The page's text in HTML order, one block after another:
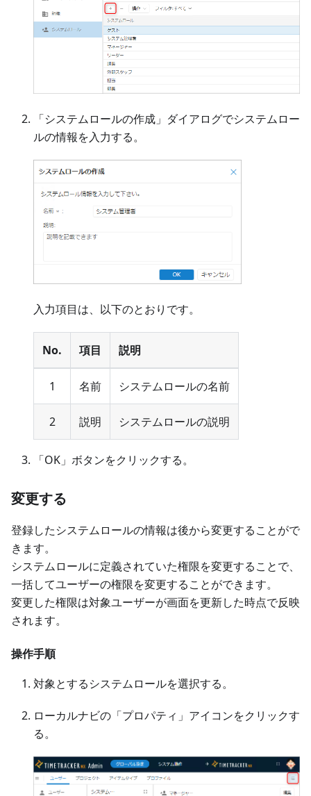
「システムロールの作成」ダイアログでシステムロー
ルの情報を入力する。
入力項目は、以下のとおりです。
No. 項目 説明
1 名前 システムロールの名前
2 説明 システムロールの説明
「OK」ボタンをクリックする。
変更する
登録したシステムロールの情報は後から変更することがで
きます。
システムロールに定義されていた権限を変更することで、
一括してユーザーの権限を変更することができます。
変更した権限は対象ユーザーが画面を更新した時点で反映
されます。
操作手順
対象とするシステムロールを選択する。
ローカルナビの「プロパティ」アイコンをクリックす
る。